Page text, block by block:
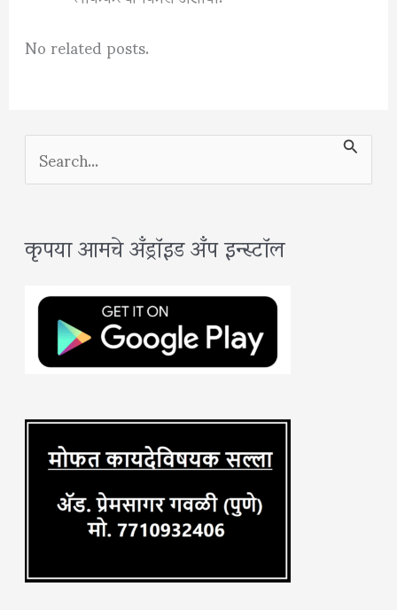
No related posts.
S
e
r
c
:
कृपया आमचे अँड्रॉइड अँप इन्स्टॉल